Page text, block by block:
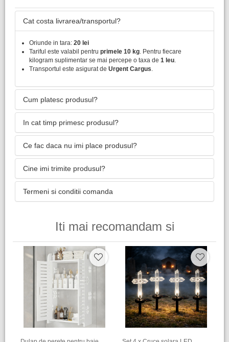
Cat costa livrarea/transportul?
Oriunde in tara: 20 lei
Tariful este valabil pentru primele 10 kg . Pentru fiecare
kilogram suplimentar se mai percepe o taxa de 1 leu
Transportul este asigurat de Urgent Cargus
Cum platesc produsul?
In cat timp primesc produsul?
Ce fac daca nu imi place produsul?
Cine imi trimite produsul?
Termeni si conditii comanda
Iti mai recomandam si